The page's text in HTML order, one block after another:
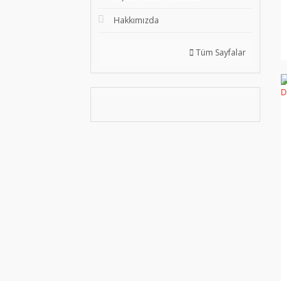
Hakkımızda
Tüm Sayfalar